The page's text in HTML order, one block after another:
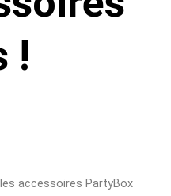
!
accessoires PartyBox